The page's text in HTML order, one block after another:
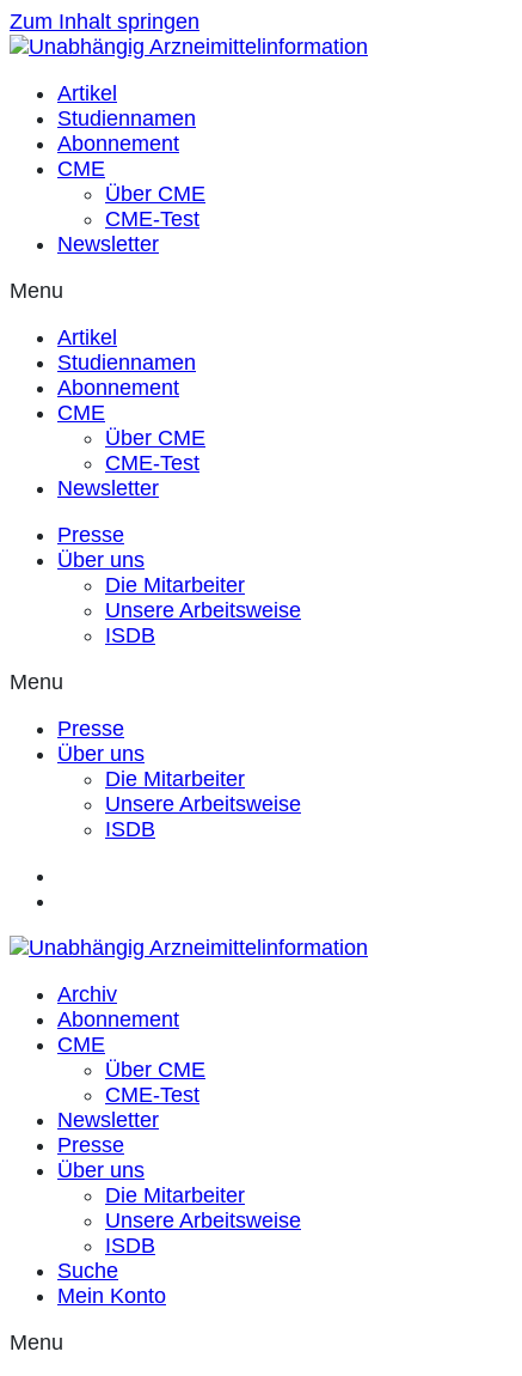
Zum Inhalt springen
Artikel
Studiennamen
Abonnement
CME
Über CME
CME-Test
Newsletter
Menu
Artikel
Studiennamen
Abonnement
CME
Über CME
CME-Test
Newsletter
Presse
Über uns
Die Mitarbeiter
Unsere Arbeitsweise
ISDB
Menu
Presse
Über uns
Die Mitarbeiter
Unsere Arbeitsweise
ISDB
Archiv
Abonnement
CME
Über CME
CME-Test
Newsletter
Presse
Über uns
Die Mitarbeiter
Unsere Arbeitsweise
ISDB
Suche
Mein Konto
Menu